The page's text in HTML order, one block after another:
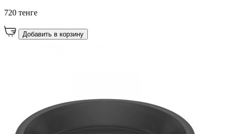
720 тенге
Добавить в корзину